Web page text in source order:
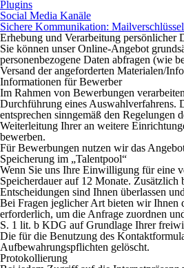
Plugins
Social Media Kanäle
Sichere Kommunikation:
Erhebung und Verarbeitung persönlicher
Sie können unser Online-Angebot
personenbezogene Daten abfragen (wie
Versand der angeforderten Materialen/
Informationen für Bewerber
Im Rahmen von Bewerbungen
Durchführung eines Auswahlverfahrens.
entsprechen sinngemäß den
Weiterleitung Ihrer an weitere
bewerben.
Für Bewerbungen nutzen wir das
Speicherung im „Talentpool“
Wenn Sie uns Ihre Einwilligung für eine
Speicherdauer auf 12 Monate.
Entscheidungen sind Ihnen überlassen
Bei Fragen jeglicher Art bieten wir Ihnen
erforderlich, um die Anfrage zuordnen
S. 1 lit. b KDG auf Grundlage Ihrer
Die für die Benutzung des
Aufbewahrungspflichten gelöscht.
Protokollierung